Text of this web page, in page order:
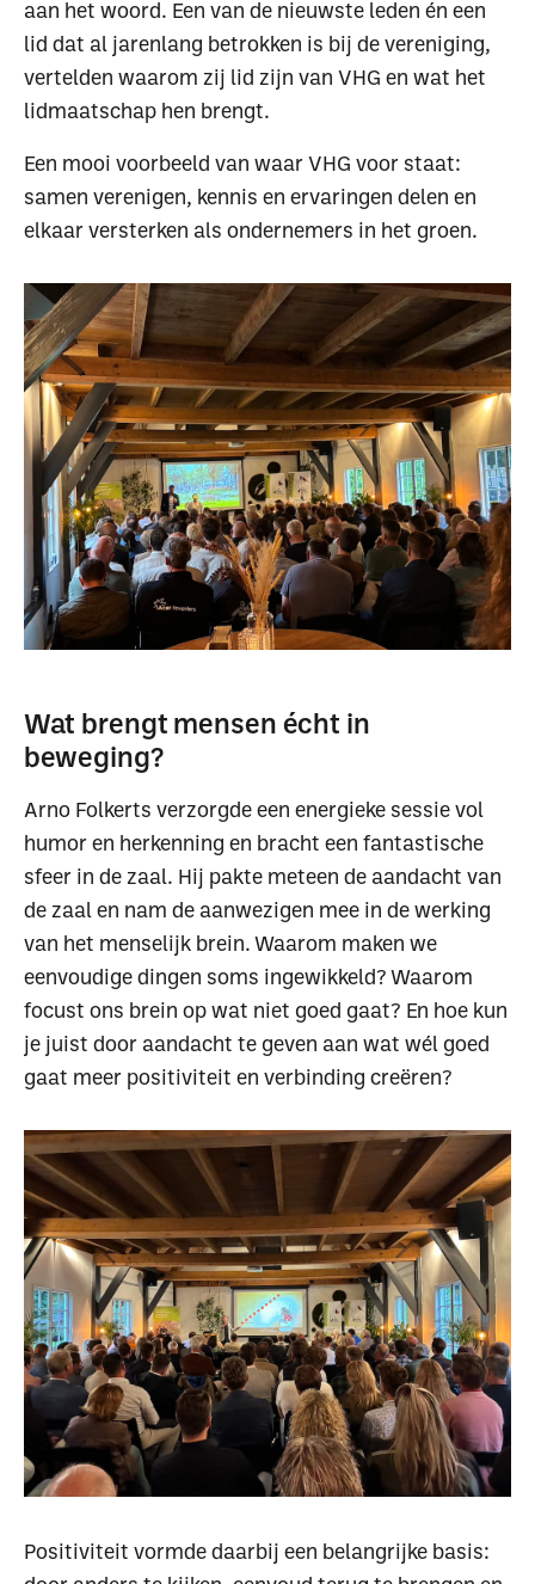
Waar ben je naar op
zoek?
Uitgelichte pagina’s
Alle downloads Alle thema's Vind een
aan het woord. Een van de nieuwste leden én een
lid dat al jarenlang betrokken is bij de vereniging,
vertelden waarom zij lid zijn van VHG en wat het
lidmaatschap hen brengt.
Een mooi voorbeeld van waar VHG voor staat:
samen verenigen, kennis en ervaringen delen en
elkaar versterken als ondernemers in het groen.
Wat brengt mensen écht in
beweging?
Arno Folkerts verzorgde een energieke sessie vol
humor en herkenning en bracht een fantastische
sfeer in de zaal. Hij pakte meteen de aandacht van
de zaal en nam de aanwezigen mee in de werking
van het menselijk brein. Waarom maken we
eenvoudige dingen soms ingewikkeld? Waarom
focust ons brein op wat niet goed gaat? En hoe kun
je juist door aandacht te geven aan wat wél goed
gaat meer positiviteit en verbinding creëren?
Positiviteit vormde daarbij een belangrijke basis: